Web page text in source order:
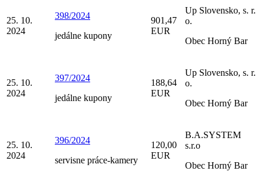
25. 10.
2024
398/2024
jedálne kupony
901,47
EUR
Up Slovensko, s. r.
o.
Obec Horný Bar
25. 10.
2024
397/2024
jedálne kupony
188,64
EUR
Up Slovensko, s. r.
o.
Obec Horný Bar
25. 10.
2024
396/2024
servisne práce-kamery
120,00
EUR
B.A.SYSTEM
s.r.o
Obec Horný Bar